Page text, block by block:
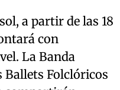
a partir de las 18
con
La Banda
Folclóricos